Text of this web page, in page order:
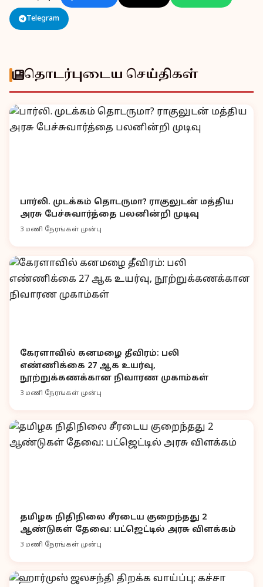
Telegram
தொடர்புடைய செய்திகள்
பார்லி. முடக்கம் தொடருமா? ராகுலுடன் மத்திய
அரசு பேச்சுவார்த்தை பலனின்றி முடிவு
3 மணி நேரங்கள் முன்பு
கேரளாவில் கனமழை தீவிரம்: பலி
எண்ணிக்கை 27 ஆக உயர்வு,
நூற்றுக்கணக்கான நிவாரண முகாம்கள்
3 மணி நேரங்கள் முன்பு
தமிழக நிதிநிலை சீரடைய குறைந்தது 2
ஆண்டுகள் தேவை: பட்ஜெட்டில் அரசு விளக்கம்
3 மணி நேரங்கள் முன்பு